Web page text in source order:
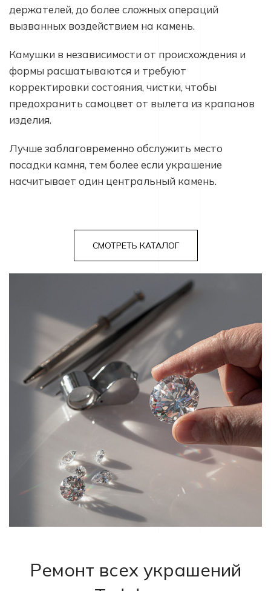
держателей, до более сложных операций
вызванных воздействием на камень.
Камушки в независимости от происхождения и
формы расшатываются и требуют
корректировки состояния, чистки, чтобы
предохранить самоцвет от вылета из крапанов
изделия.
Лучше заблаговременно обслужить место
посадки камня, тем более если украшение
насчитывает один центральный камень.
СМОТРЕТЬ КАТАЛОГ
Ремонт всех украшений